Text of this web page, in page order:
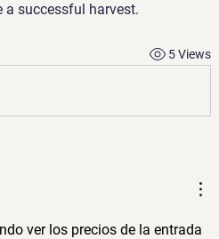
successful harvest.
5 Views
ver los precios de la entrada